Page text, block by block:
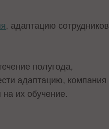
, адаптацию сотрудников
полугода,
адаптацию, компания
на их обучение.